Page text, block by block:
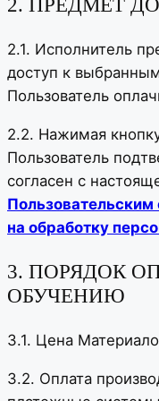
2.1. Исполнитель
доступ к
Пользователь
2.2. Нажимая
Пользователь
согласен с
Пользовательским
на обработку
3. ПОРЯДОК
ОБУЧЕНИЮ
3.1. Цена
3.2. Оплата